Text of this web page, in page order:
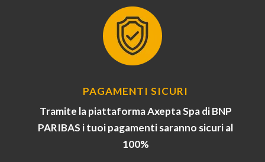
PAGAMENTI SICURI
Tramite la piattaforma Axepta Spa di BNP
PARIBAS i tuoi pagamenti saranno sicuri al
100%